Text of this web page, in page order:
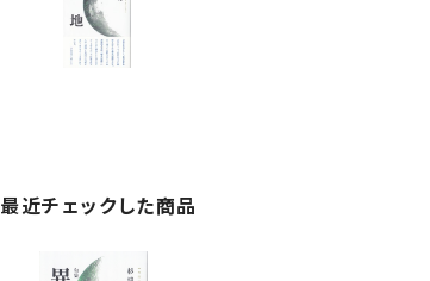
最近チェックした商品